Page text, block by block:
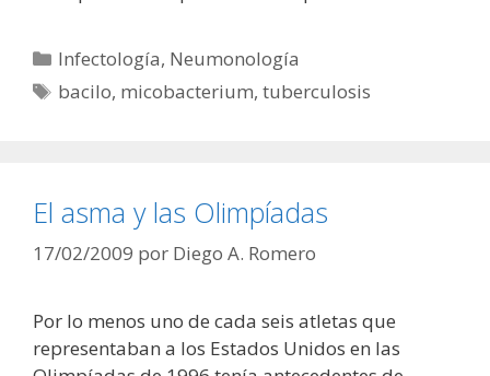
Categorías
Infectología, Neumonología
Etiquetas
bacilo, micobacterium,tuberculosis
El asma y las Olimpíadas
17/02/2009 por Diego A. Romero
Por lo menos uno de cada seis atletas que
representaban a los Estados Unidos en las